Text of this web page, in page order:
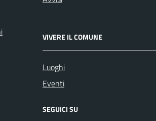
VIVERE IL COMUNE
Luoghi
Eventi
SEGUICI SU